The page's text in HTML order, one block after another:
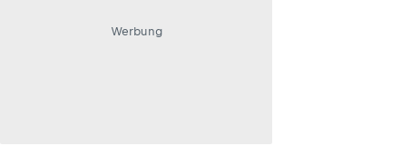
Werbung